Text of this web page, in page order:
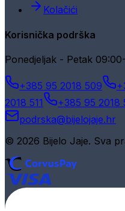
Kolačići
Korisnička podrška
Ponedjeljak - Petak
+385 95 2018 509
2018 511
+385 95 2018
podrska@bijelojaje.hr
© 2026 Bijelo Jaje. Sva